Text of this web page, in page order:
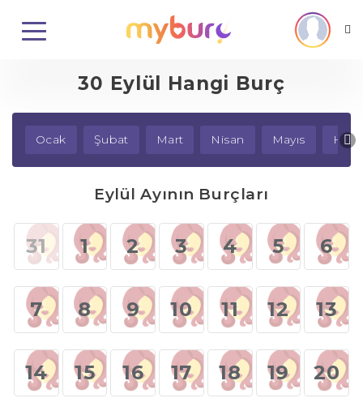
30 Eylül Hangi Burç
Ocak Şubat Mart Nisan Mayıs
Eylül Ayının Burçları
31 1 2 3 4 5 6
7 8 9 10 11 12 13
14 15 16 17 18 19 20